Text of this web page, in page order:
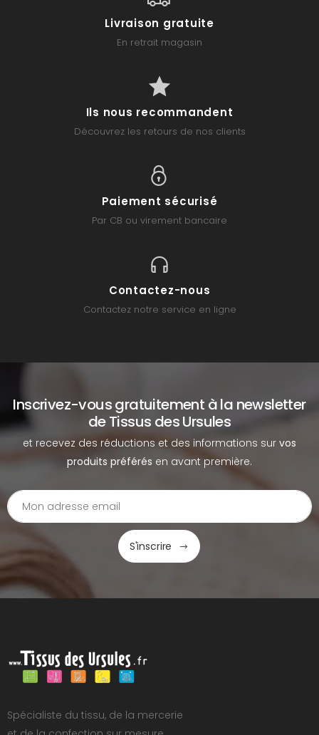
Livraison gratuite
En retrait magasin
Ils nous recommandent
Découvrez les retours de nos clients
Paiement sécurisé
Par CB ou virement bancaire
Contactez-nous
Contactez notre service en ligne
Inscrivez-vous gratuitement à la newsletter
de Tissus des Ursules
et recevez des réductions et des informations sur vos
produits préférés en avant première.
S'inscrire
Spécialiste du tissu, de la mercerie